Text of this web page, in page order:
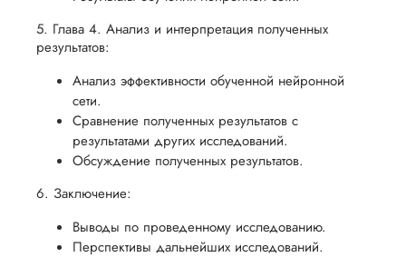
5. Глава 4. Анализ и интерпретация полученных
результатов:
Анализ эффективности обученной нейронной
сети.
Сравнение полученных результатов с
результатами других исследований.
Обсуждение полученных результатов.
6. Заключение:
Выводы по проведенному исследованию.
Перспективы дальнейших исследований.